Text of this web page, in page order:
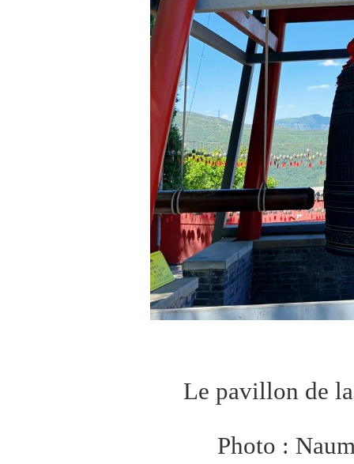
Le pavillon de
Photo :